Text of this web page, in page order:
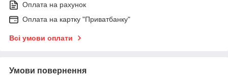
Оплата на рахунок
Оплата на картку "Приватбанку"
Всі умови оплати
Умови повернення